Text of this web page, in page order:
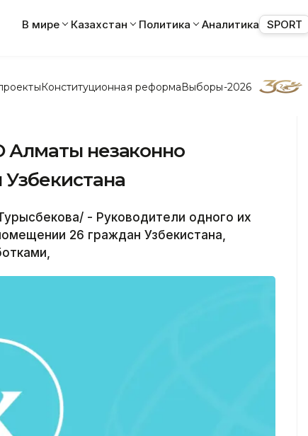
В мире Казахстан Политика Аналитика SPORT
Конституционная реформаВыборы-2026
Алматы незаконно
- Руководители одного их
26 граждан Узбекистана,